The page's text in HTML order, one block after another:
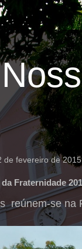
de fevereiro de 2015
Fraternidade
reúnem-se na